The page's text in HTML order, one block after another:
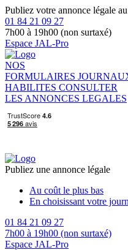
Publiez votre annonce légale
01 84 21 09 27
7h00 à 19h00 (non surtaxé)
Espace JAL-Pro
NOS
FORMULAIRES
HABILITES CONSULTER
LES ANNONCES LEGALES
Publiez une annonce légale
Au coût le plus bas
En choisissant votre
01 84 21 09 27
7h00 à 19h00 (non surtaxé)
Espace JAL-Pro